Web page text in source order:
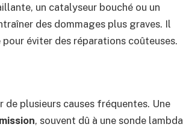
un catalyseur bouché ou un
des dommages plus graves. Il
éviter des réparations coûteuses.
plusieurs causes fréquentes. Une
, souvent dû à une sonde lambda